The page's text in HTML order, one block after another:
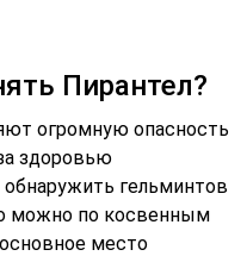
Пирантел?
огромную опасность
здоровью
обнаружить гельминтов
можно по косвенным
место